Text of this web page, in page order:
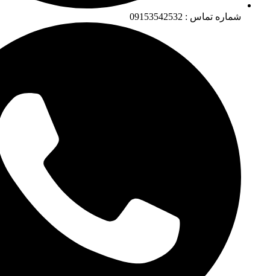
شماره تماس : 09153542532